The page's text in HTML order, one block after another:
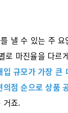
낼 수 있는 주
로 마진율을 다르
입 규모가 가장 큰
점 순으로 상품
거죠.